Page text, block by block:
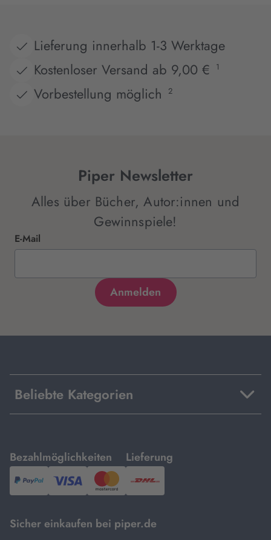
Lieferung innerhalb 1-3 Werktage
Kostenloser Versand ab 9,00 €
1
Vorbestellung möglich 2
Piper Newsletter
Alles über Bücher, Autor:innen und
Gewinnspiele!
E-Mail
Beliebte Kategorien
Bezahlmöglichkeiten
mit
PayPal,Visa
und
Lieferung
mit
DHL.
Sicher einkaufen bei piper.de